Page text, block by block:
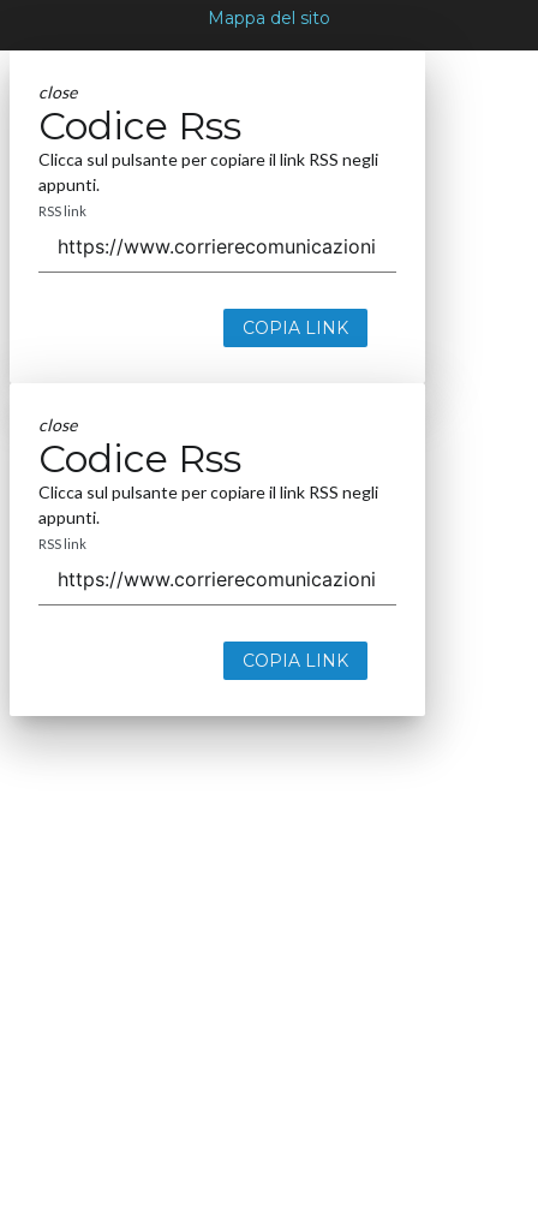
Mappa del sito
close
Codice Rss
Clicca sul pulsante per copiare il link RSS negli
appunti.
RSS link
COPIA LINK
close
Codice Rss
Clicca sul pulsante per copiare il link RSS negli
appunti.
RSS link
COPIA LINK